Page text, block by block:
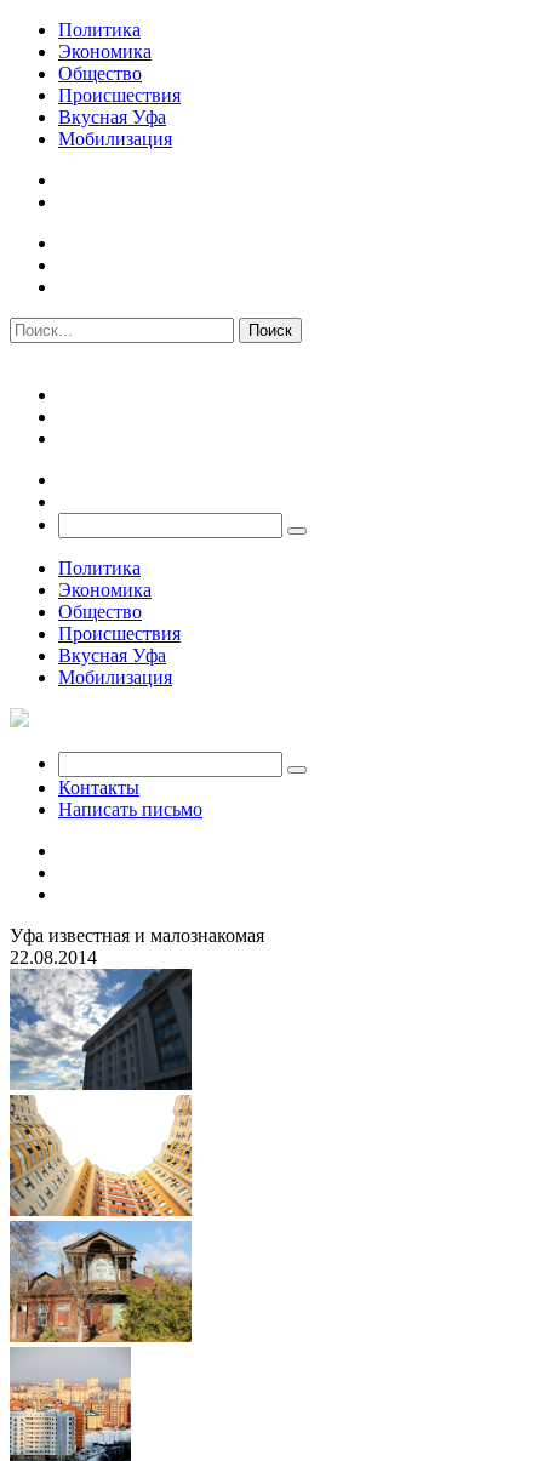
Политика
Экономика
Общество
Происшествия
Вкусная Уфа
Мобилизация
Политика
Экономика
Общество
Происшествия
Вкусная Уфа
Мобилизация
Контакты
Написать письмо
Уфа известная и малознакомая
22.08.2014